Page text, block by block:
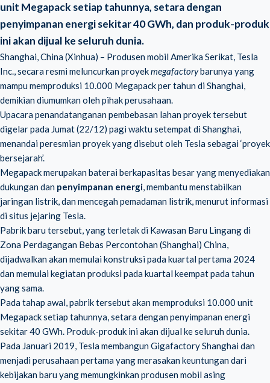
unit Megapack setiap tahunnya, setara dengan
penyimpanan energi sekitar 40 GWh, dan produk-produk
ini akan dijual ke seluruh dunia.
Shanghai, China (Xinhua) – Produsen mobil Amerika Serikat, Tesla
Inc., secara resmi meluncurkan proyekmegafactorybarunya yang
mampu memproduksi 10.000 Megapack per tahun di Shanghai,
demikian diumumkan oleh pihak perusahaan.
Upacara penandatanganan pembebasan lahan proyek tersebut
digelar pada Jumat (22/12) pagi waktu setempat di Shanghai,
menandai peresmian proyek yang disebut oleh Tesla sebagai ‘proyek
bersejarah’.
Megapack merupakan baterai berkapasitas besar yang menyediakan
dukungan dan penyimpanan energi, membantu menstabilkan
jaringan listrik, dan mencegah pemadaman listrik, menurut informasi
di situs jejaring Tesla.
Pabrik baru tersebut, yang terletak di Kawasan Baru Lingang di
Zona Perdagangan Bebas Percontohan (Shanghai) China,
dijadwalkan akan memulai konstruksi pada kuartal pertama 2024
dan memulai kegiatan produksi pada kuartal keempat pada tahun
yang sama.
Pada tahap awal, pabrik tersebut akan memproduksi 10.000 unit
Megapack setiap tahunnya, setara dengan penyimpanan energi
sekitar 40 GWh. Produk-produk ini akan dijual ke seluruh dunia.
Pada Januari 2019, Tesla membangun Gigafactory Shanghai dan
menjadi perusahaan pertama yang merasakan keuntungan dari
kebijakan baru yang memungkinkan produsen mobil asing